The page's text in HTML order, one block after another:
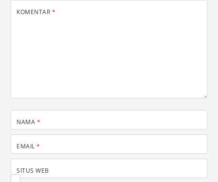
KOMENTAR *
NAMA *
EMAIL*
SITUS WEB